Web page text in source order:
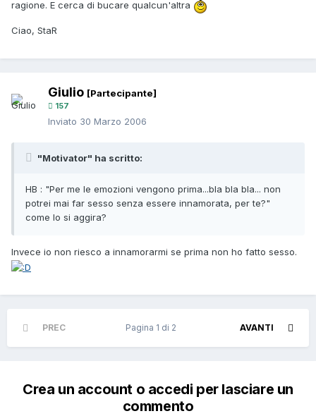
ragione. E cerca di bucare qualcun'altra
Ciao, StaR
Giulio [Partecipante]
157
Inviato 30 Marzo 2006
"Motivator" ha scritto:
HB : "Per me le emozioni vengono prima...bla bla bla... non
potrei mai far sesso senza essere innamorata, per te?"
come lo si aggira?
Invece io non riesco a innamorarmi se prima non ho fatto sesso.
PREC AVANTI
Pagina 1 di 2
Crea un account o accedi per lasciare un
commento